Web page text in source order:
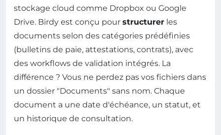
stockage cloud comme Dropbox ou Google
Drive. Birdy est conçu pour structurer les
documents selon des catégories prédéfinies
(bulletins de paie, attestations, contrats), avec
des workflows de validation intégrés. La
différence ? Vous ne perdez pas vos fichiers dans
un dossier "Documents" sans nom. Chaque
document a une date d'échéance, un statut, et
un historique de consultation.